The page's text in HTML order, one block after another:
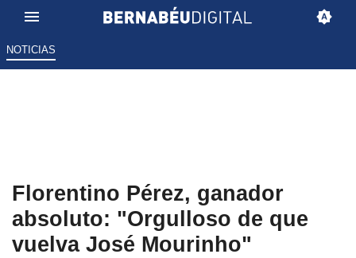
NOTICIAS
Florentino Pérez, ganador
absoluto: "Orgulloso de que
vuelva José Mourinho"